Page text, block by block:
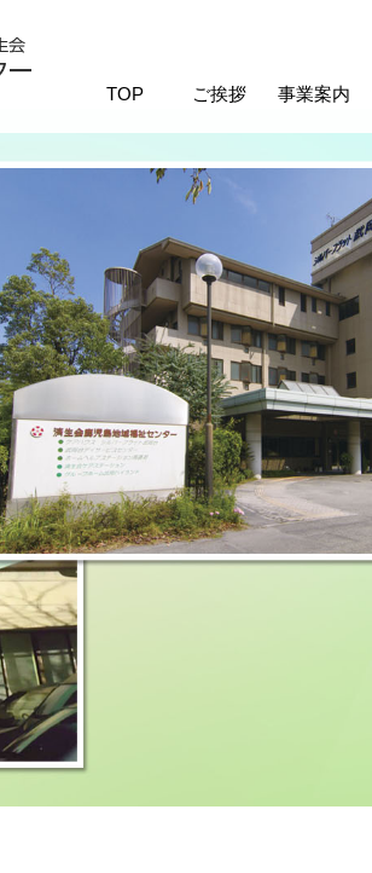
TOP ご挨拶 事業案内
シルバーフラット武岡台
活動取り組みの紹介
お申し込み
武岡台デイサービスセンター
機能訓練（パワーリハビリ）
活動取り組みの紹介
済生会ヘルスサポートセンター武岡（休止中）
指定居宅介護支援センター高喜苑